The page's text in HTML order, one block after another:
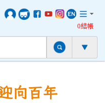
0結帳
向百年